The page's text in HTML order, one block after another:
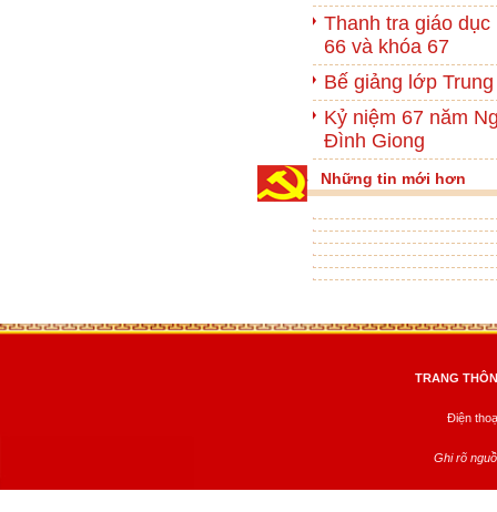
Thanh tra giáo
66 và khóa 67
Bế giảng lớp
Kỷ niệm 67 năm
Đình Giong
Những tin mới hơn
TRANG
Điện
Ghi rõ